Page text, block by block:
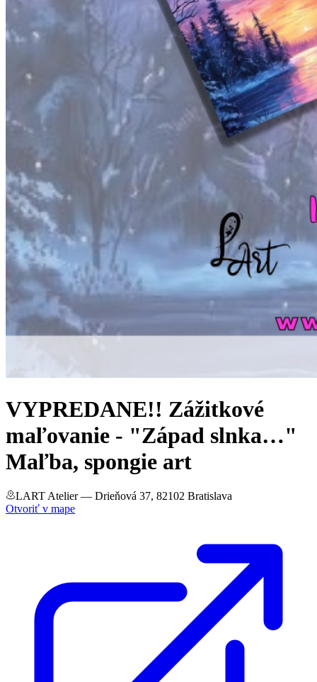
VYPREDANE!! Zážitkové
maľovanie - "Západ slnka…"
Maľba, spongie art
LART Atelier— Drieňová 37, 82102 Bratislava
Otvoriť v mape